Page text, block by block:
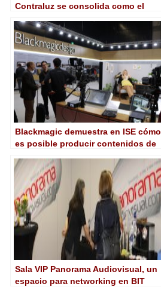
Contraluz se consolida como el
Blackmagic demuestra en ISE cómo
es posible producir contenidos de
flexible y a bajo coste
Sala VIP Panorama Audiovisual, un
espacio para networking en BIT